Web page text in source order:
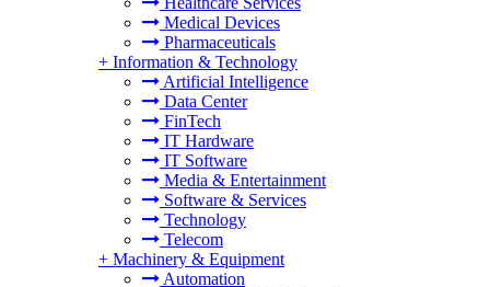
Medical Devices
Pharmaceuticals
+ Information & Technology
Artificial Intelligence
Data Center
FinTech
IT Hardware
IT Software
Media & Entertainment
Software & Services
Technology
Telecom
+ Machinery & Equipment
Automation